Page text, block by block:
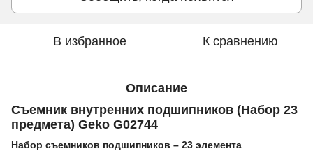
В избранное К сравнению
Описание
Съемник внутренних подшипников (Набор 23
предмета) Geko G02744
Набор съемников подшипников – 23 элемента